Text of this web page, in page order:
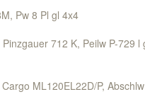
Pw 8 Pl gl 4x4
712 K, Peilw P-729 l
ML120EL22D/P,